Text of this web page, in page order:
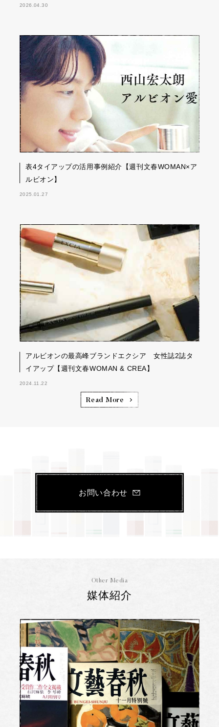
2026.04.30
表4タイアップの活用事例紹介【週刊文春WOMAN×ア
ルビオン】
2025.01.27
アルビオンの最高峰ブランドエクシア 女性誌2誌タ
イアップ【週刊文春WOMAN & CREA】
2024.11.22
Read More
お問い合わせ
Other Media
媒体紹介